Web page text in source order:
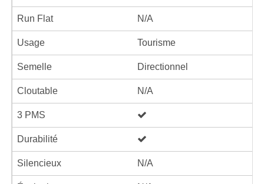
Run Flat N/A
Usage Tourisme
Semelle Directionnel
Cloutable N/A
3 PMS
Durabilité
Silencieux N/A